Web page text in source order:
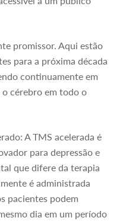
promissor. Aqui estão
para a próxima década
continuamente em
cérebro em todo o
A TMS acelerada é
para depressão e
que difere da terapia
é administrada
pacientes podem
dia em um período